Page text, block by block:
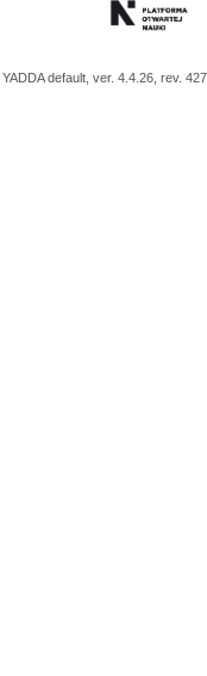
YADDAdefault, ver. 4.4.26, rev.